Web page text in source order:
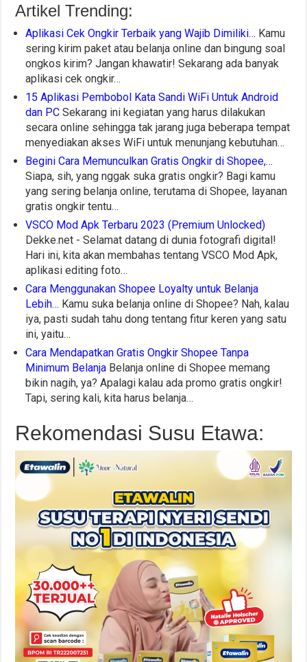
Artikel Trending:
Aplikasi Cek Ongkir Terbaik yang Wajib Dimiliki… Kamu
sering kirim paket atau belanja online dan bingung soal
ongkos kirim? Jangan khawatir! Sekarang ada banyak
aplikasi cek ongkir…
15 Aplikasi Pembobol Kata Sandi WiFi Untuk Android
dan PC Sekarang ini kegiatan yang harus dilakukan
secara online sehingga tak jarang juga beberapa tempat
menyediakan akses WiFi untuk menunjang kebutuhan…
Begini Cara Memunculkan Gratis Ongkir di Shopee,…
Siapa, sih, yang nggak suka gratis ongkir? Bagi kamu
yang sering belanja online, terutama di Shopee, layanan
gratis ongkir tentu…
VSCO Mod Apk Terbaru 2023 (Premium Unlocked)
Dekke.net - Selamat datang di dunia fotografi digital!
Hari ini, kita akan membahas tentang VSCO Mod Apk,
aplikasi editing foto…
Cara Menggunakan Shopee Loyalty untuk Belanja
Lebih… Kamu suka belanja online di Shopee? Nah, kalau
iya, pasti sudah tahu dong tentang fitur keren yang satu
ini, yaitu…
Cara Mendapatkan Gratis Ongkir Shopee Tanpa
Minimum Belanja Belanja online di Shopee memang
bikin nagih, ya? Apalagi kalau ada promo gratis ongkir!
Tapi, sering kali, kita harus belanja…
Rekomendasi Susu Etawa: